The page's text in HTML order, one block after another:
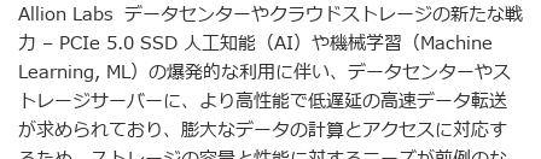
Allion Labs データセンターやクラウドストレージの新たな戦
力 – PCIe 5.0 SSD 人工知能（AI）や機械学習（Machine
Learning, ML）の爆発的な利用に伴い、データセンターやス
トレージサーバーに、より高性能で低遅延の高速データ転送
が求められており、膨大なデータの計算とアクセスに対応す